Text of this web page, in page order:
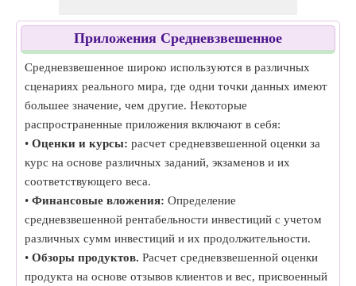
Приложения Средневзвешенное
Средневзвешенное широко используются в различных
сценариях реального мира, где одни точки данных имеют
большее значение, чем другие. Некоторые
распространенные приложения включают в себя:
• Оценки и курсы: расчет средневзвешенной оценки за
курс на основе различных заданий, экзаменов и их
соответствующего веса.
• Финансовые вложения: Определение
средневзвешенной рентабельности инвестиций с учетом
различных сумм инвестиций и их продолжительности.
• Обзоры продуктов. Расчет средневзвешенной оценки
продукта на основе отзывов клиентов и вес, присвоенный